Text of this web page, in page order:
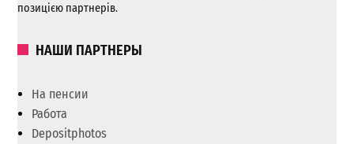
позицією партнерів.
НАШИ ПАРТНЕРЫ
На пенсии
Работа
Depositphotos